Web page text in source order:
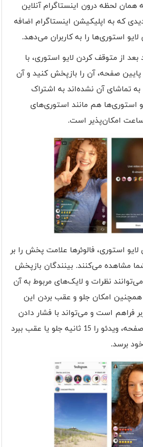
همان لحظه درون اینستاگرام آنلاین
که به اپلیکیشن اینستاگرام اضافه
‌استوری‌ها را به کاربران می‌دهد.
از متوقف کردن لایو استوری، با
پایین صفحه، آن را بازپخش کنید و آن
به تماشای آن نشده‌اند به اشتراک
استوری‌ها هم مانند استوری‌های
استوری، فالوئرها علامت پخش را بر
مشاهده می‌کنند. بینندگان بازپخش
نظرات و لایک‌های مربوط به آن
همچنین امکان جلو و عقب بردن این
فراهم است و می‌تواند با فشار دادن
سمت چپ یا راست صفحه، ویدئو را 15 ثانیه جلو یا عقب ببرد
برسد.